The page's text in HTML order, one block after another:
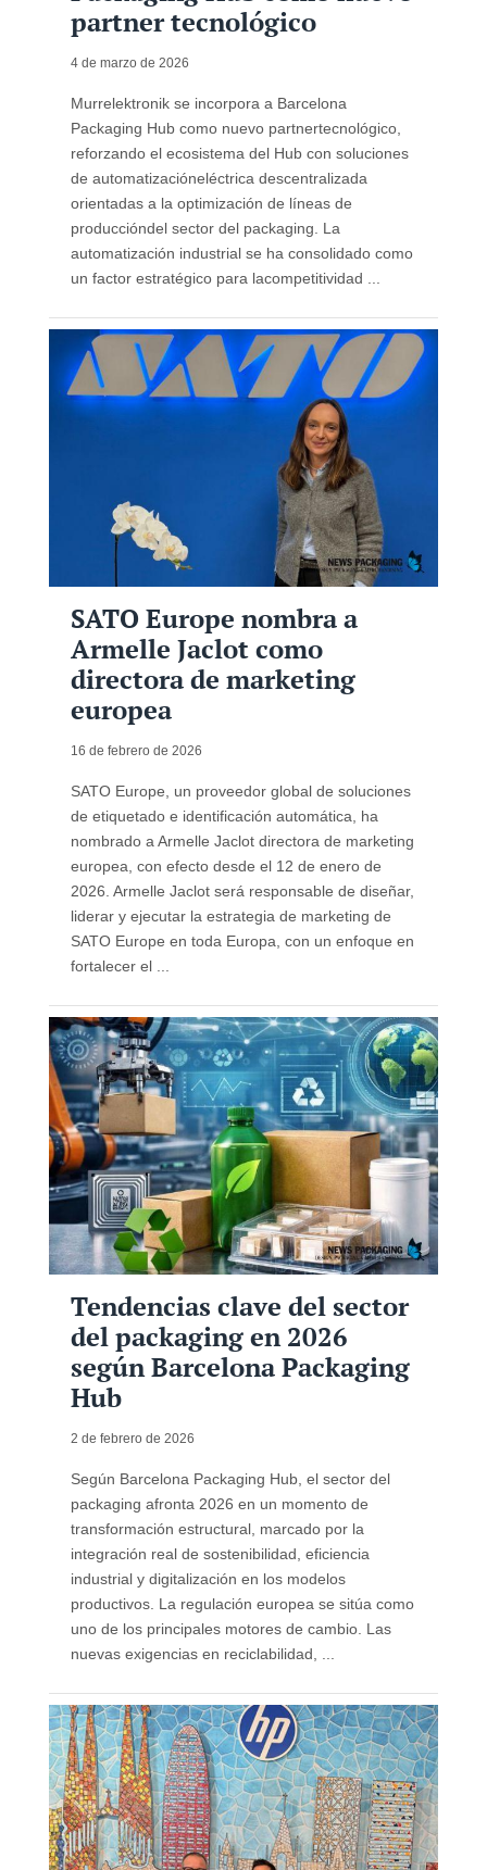
partner tecnológico
4 de marzo de 2026
Murrelektronik se incorpora a Barcelona
Packaging Hub como nuevo partnertecnológico,
reforzando el ecosistema del Hub con soluciones
de automatizacióneléctrica descentralizada
orientadas a la optimización de líneas de
produccióndel sector del packaging. La
automatización industrial se ha consolidado como
un factor estratégico para lacompetitividad ...
SATO Europe nombra a
Armelle Jaclot como
directora de marketing
europea
16 de febrero de 2026
SATO Europe, un proveedor global de soluciones
de etiquetado e identificación automática, ha
nombrado a Armelle Jaclot directora de marketing
europea, con efecto desde el 12 de enero de
2026. Armelle Jaclot será responsable de diseñar,
liderar y ejecutar la estrategia de marketing de
SATO Europe en toda Europa, con un enfoque en
fortalecer el ...
Tendencias clave del sector
del packaging en 2026
según Barcelona Packaging
Hub
2 de febrero de 2026
Según Barcelona Packaging Hub, el sector del
packaging afronta 2026 en un momento de
transformación estructural, marcado por la
integración real de sostenibilidad, eficiencia
industrial y digitalización en los modelos
productivos. La regulación europea se sitúa como
uno de los principales motores de cambio. Las
nuevas exigencias en reciclabilidad, ...